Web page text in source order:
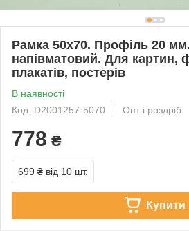
Рамка 50х70. Профіль 20
напівматовий. Для картин,
плакатів, постерів
В наявності
Код: D2001257-5070
Опт і роздріб
778 ₴
699 ₴ від 10 шт.
Купити